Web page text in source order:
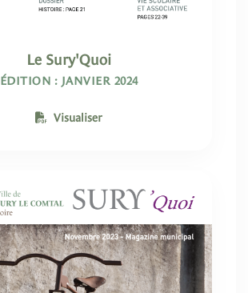
Le Sury'Quoi
ÉDITION : JANVIER 2024
Visualiser